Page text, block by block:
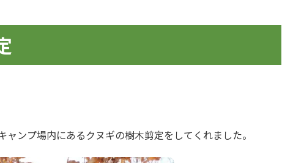
ャンプ場内にあるクヌギの樹木剪定をしてくれました。